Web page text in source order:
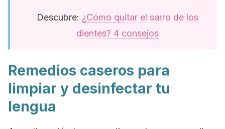
Descubre: ¿Cómo quitar el sarro de los
dientes? 4 consejos
Remedios caseros para
limpiar y desinfectar tu
lengua